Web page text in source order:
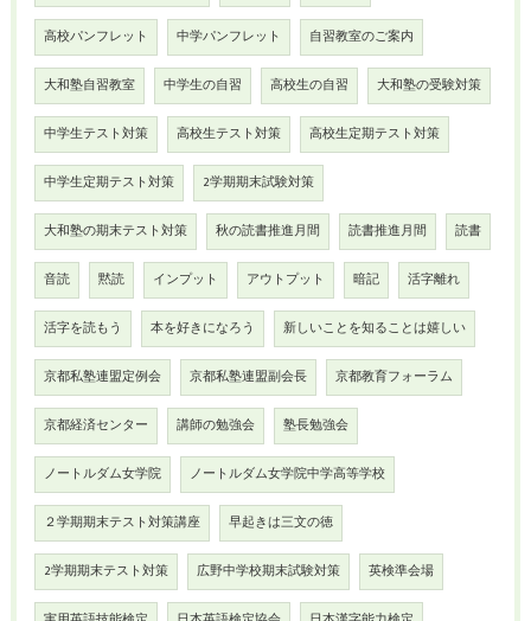
高校パンフレット 中学パンフレット 自習教室のご案内
大和塾自習教室 中学生の自習 高校生の自習 大和塾の受験対策
中学生テスト対策 高校生テスト対策 高校生定期テスト対策
中学生定期テスト対策 2学期期末試験対策
大和塾の期末テスト対策 秋の読書推進月間 読書推進月間 読書
音読 黙読 インプット アウトプット 暗記 活字離れ
活字を読もう 本を好きになろう 新しいことを知ることは嬉しい
京都私塾連盟定例会 京都私塾連盟副会長 京都教育フォーラム
京都経済センター 講師の勉強会 塾長勉強会
ノートルダム女学院 ノートルダム女学院中学高等学校
２学期期末テスト対策講座 早起きは三文の徳
2学期期末テスト対策 広野中学校期末試験対策 英検準会場